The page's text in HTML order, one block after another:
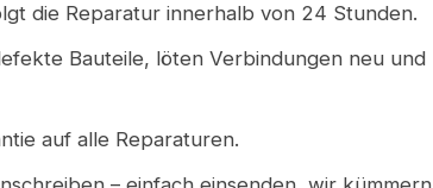
die Reparatur innerhalb von 24 Stunden.
Bauteile, löten Verbindungen neu und
auf alle Reparaturen.